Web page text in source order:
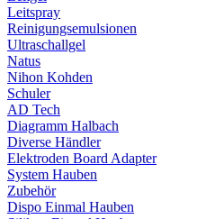
Leitspray
Reinigungsemulsionen
Ultraschallgel
Natus
Nihon Kohden
Schuler
AD Tech
Diagramm Halbach
Diverse Händler
Elektroden Board Adapter
System Hauben
Zubehör
Dispo Einmal Hauben